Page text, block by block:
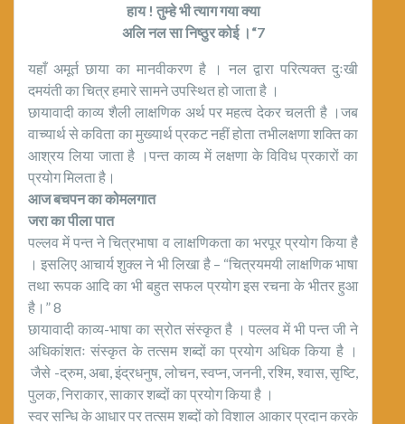
हाय ! तुम्हे भी त्याग गया क्या
अलि नल सा निष्ठुर कोई ।“7
यहाँ अमूर्त छाया का मानवीकरण है । नल द्वारा परित्यक्त दुःखी
दमयंती का चित्र हमारे सामने उपस्थित हो जाता है ।
छायावादी काव्य शैली लाक्षणिक अर्थ पर महत्व देकर चलती है ।जब
वाच्यार्थ से कविता का मुख्यार्थ प्रकट नहीं होता तभीलक्षणा शक्ति का
आश्रय लिया जाता है ।पन्त काव्य में लक्षणा के विविध प्रकारों का
प्रयोग मिलता है।
आज बचपन का कोमलगात
जरा का पीला पात
पल्लव में पन्त ने चित्रभाषा व लाक्षणिकता का भरपूर प्रयोग किया है
। इसलिए आचार्य शुक्ल ने भी लिखा है – “चित्रयमयी लाक्षणिक भाषा
तथा रूपक आदि का भी बहुत सफल प्रयोग इस रचना के भीतर हुआ
है।” 8
छायावादी काव्य-भाषा का स्रोत संस्कृत है । पल्लव में भी पन्त जी ने
अधिकांशतः संस्कृत के तत्सम शब्दों का प्रयोग अधिक किया है ।
जैसे -द्रुम, अबा, इंद्रधनुष, लोचन, स्वप्न, जननी, रश्मि, श्वास, सृष्टि,
पुलक, निराकार, साकार शब्दों का प्रयोग किया है ।
स्वर सन्धि के आधार पर तत्सम शब्दों को विशाल आकार प्रदान करके